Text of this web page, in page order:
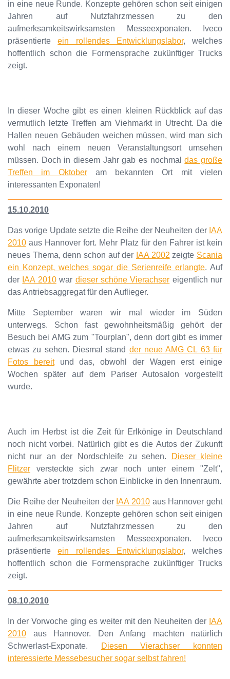
in eine neue Runde. Konzepte gehören schon seit einigen
Jahren auf Nutzfahrzmessen zu den
aufmerksamkeitswirksamsten Messeexponaten. Iveco
präsentierteein rollendes Entwicklungslabor, welches
hoffentlich schon die Formensprache zukünftiger Trucks
zeigt.
In dieser Woche gibt es einen kleinen Rückblick auf das
vermutlich letzte Treffen am Viehmarkt in Utrecht. Da die
Hallen neuen Gebäuden weichen müssen, wird man sich
wohl nach einem neuen Veranstaltungsort umsehen
müssen. Doch in diesem Jahr gab es nochmaldas große
Treffen im Oktoberam bekannten Ort mit vielen
interessanten Exponaten!
15.10.2010
Das vorige Update setzte die Reihe der Neuheiten der IAA
2010 aus Hannover fort. Mehr Platz für den Fahrer ist kein
neues Thema, denn schon auf der IAA 2002 zeigte Scania
ein Konzept, welches sogar die Serienreife erlangte. Auf
der IAA 2010war dieser schöne Vierachser eigentlich nur
das Antriebsaggregat für den Auflieger.
Mitte September waren wir mal wieder im Süden
unterwegs. Schon fast gewohnheitsmäßig gehört der
Besuch bei AMG zum "Tourplan", denn dort gibt es immer
etwas zu sehen. Diesmal stand der neue AMG CL 63 für
Fotos bereitund das, obwohl der Wagen erst einige
Wochen später auf dem Pariser Autosalon vorgestellt
wurde.
Auch im Herbst ist die Zeit für Erlkönige in Deutschland
noch nicht vorbei. Natürlich gibt es die Autos der Zukunft
nicht nur an der Nordschleife zu sehen.
Dieser kleine
Flitzer versteckte sich zwar noch unter einem "Zelt",
gewährte aber trotzdem schon Einblicke in den Innenraum.
Die Reihe der Neuheiten der IAA 2010 aus Hannover geht
in eine neue Runde. Konzepte gehören schon seit einigen
Jahren auf Nutzfahrzmessen zu den
aufmerksamkeitswirksamsten Messeexponaten. Iveco
präsentierteein rollendes Entwicklungslabor, welches
hoffentlich schon die Formensprache zukünftiger Trucks
zeigt.
08.10.2010
In der Vorwoche ging es weiter mit den Neuheiten der IAA
2010 aus Hannover. Den Anfang machten natürlich
Schwerlast-Exponate.
Diesen Vierachser konnten
interessierte Messebesucher sogar selbst fahren!